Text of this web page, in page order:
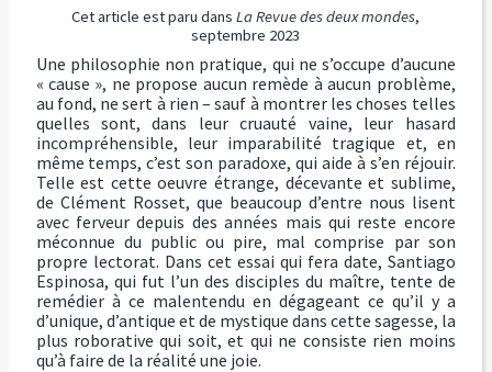
Cet article est paru dansLa Revue des deux mondes,
septembre 2023
Une philosophie non pratique, qui ne s’occupe d’aucune
« cause », ne propose aucun remède à aucun problème,
au fond, ne sert à rien – sauf à montrer les choses telles
quelles sont, dans leur cruauté vaine, leur hasard
incompréhensible, leur imparabilité tragique et, en
même temps, c’est son paradoxe, qui aide à s’en réjouir.
Telle est cette oeuvre étrange, décevante et sublime,
de Clément Rosset, que beaucoup d’entre nous lisent
avec ferveur depuis des années mais qui reste encore
méconnue du public ou pire, mal comprise par son
propre lectorat. Dans cet essai qui fera date, Santiago
Espinosa, qui fut l’un des disciples du maître, tente de
remédier à ce malentendu en dégageant ce qu’il y a
d’unique, d’antique et de mystique dans cette sagesse, la
plus roborative qui soit, et qui ne consiste rien moins
qu’à faire de la réalité une joie.